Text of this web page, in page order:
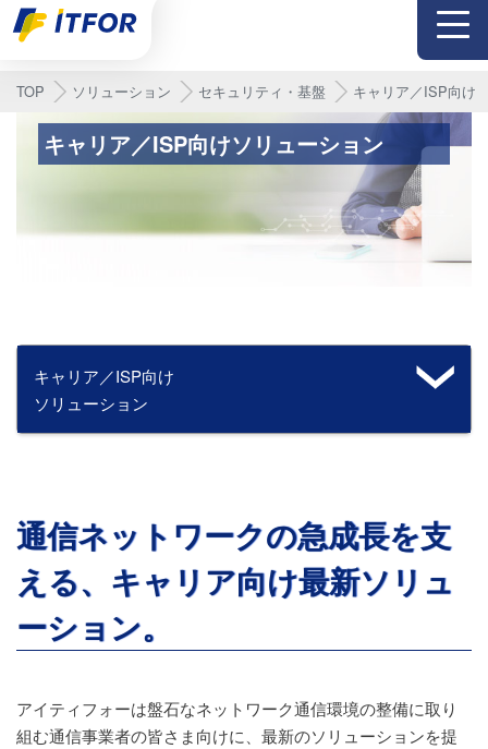
TOP ソリューション セキュリティ・基盤 キャリア／ISP向け
キャリア／ISP向けソリューション
キャリア／ISP向け
ソリューション
通信ネットワークの急成長を支
える、キャリア向け最新ソリュ
ーション。
アイティフォーは盤石なネットワーク通信環境の整備に取り
組む通信事業者の皆さま向けに、最新のソリューションを提